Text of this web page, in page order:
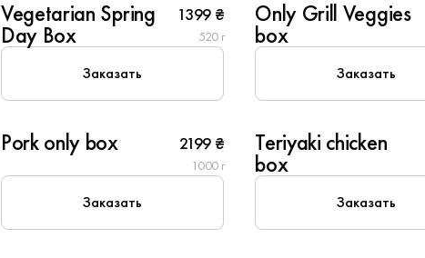
Вегетарианское
Vegetarian Spring
Day Box
1399 ₴
520 г
Заказать
Only Grill Veggies
box
Заказать
6
Pork only box 2199 ₴
1000 г
Заказать
6
Teriyaki chicken
box
Заказать
6 6